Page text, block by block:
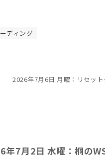
ディング
2026年7月6日 月曜：リセッ
年7月2日 水曜：桐の